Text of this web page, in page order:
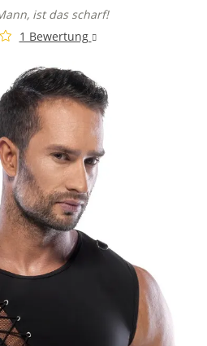
ist das scharf!
1 Bewertung